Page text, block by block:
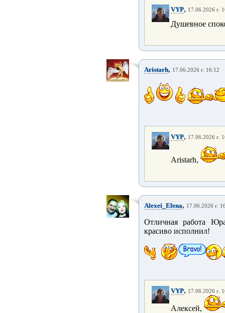
VYP, 17.06.2026 г.
Душевное
Aristarh, 17.06.2026 г. 16:12
VYP, 17.06.2026 г.
Aristarh,
Alexei_Elena, 17.06.2026 г.
Отличная работа
красиво исполнил!
VYP, 17.06.2026 г.
Алексей,